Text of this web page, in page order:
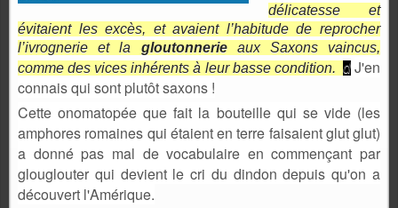
délicatesse et
évitaient les excès, et avaient l’habitude de reprocher
l’ivrognerie et la gloutonnerieaux Saxons vaincus,
comme des vices inhérents à leur basse condition. d J'en
connais qui sont plutôt saxons !
Cette onomatopée que fait la bouteille qui se vide (les
amphores romaines qui étaient en terre faisaient glut glut)
a donné pas mal de vocabulaire en commençant par
glouglouter qui devient le cri du dindon depuis qu'on a
découvert l'Amérique.